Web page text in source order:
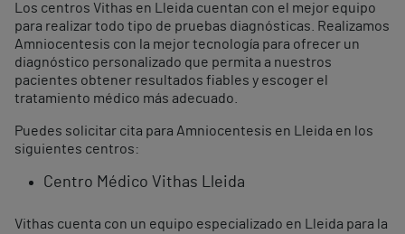
Los centros Vithas en Lleida cuentan con el mejor equipo
para realizar todo tipo de pruebas diagnósticas. Realizamos
Amniocentesis con la mejor tecnología para ofrecer un
diagnóstico personalizado que permita a nuestros
pacientes obtener resultados fiables y escoger el
tratamiento médico más adecuado.
Puedes solicitar cita para Amniocentesis en Lleida en los
siguientes centros:
Centro Médico Vithas Lleida
Vithas cuenta con un equipo especializado en Lleida para la